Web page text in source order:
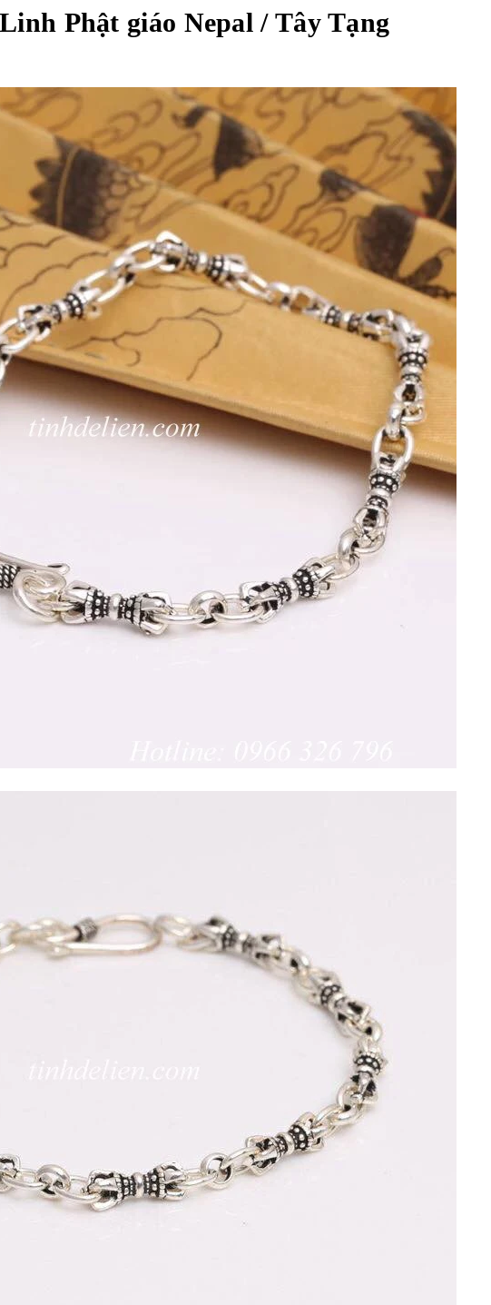
Phật giáo Nepal / Tây Tạng